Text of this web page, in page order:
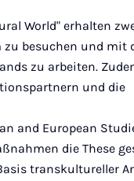
World" erhalten
besuchen und mit
zu arbeiten.
und die
and European
die These
transkultureller